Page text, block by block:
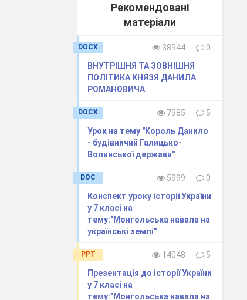
Рекомендовані
матеріали
DOCX 38944
0
ВНУТРІШНЯ ТА ЗОВНІШНЯ
ПОЛІТИКА КНЯЗЯ ДАНИЛА
РОМАНОВИЧА.
DOCX 7985
5
Урок на тему "Король Данило
- будівничий Галицько-
Волинської держави"
DOC 5999
0
Конспект уроку історії України
у 7 класі на
тему:"Монгольська навала на
українські землі"
PPT 14048
5
Презентація до історії України
у 7 класі на
тему:"Монгольська навала на